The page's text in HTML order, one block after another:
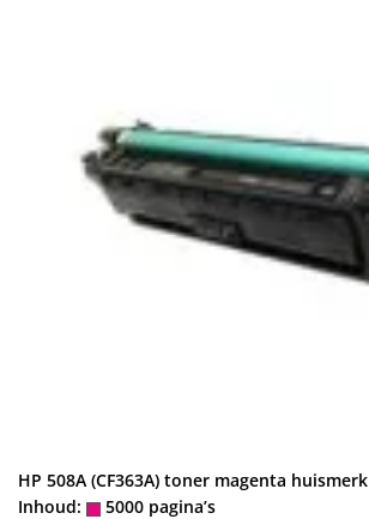
HP 508A (CF363A) toner magenta huismerk
Inhoud:
5000 pagina’s